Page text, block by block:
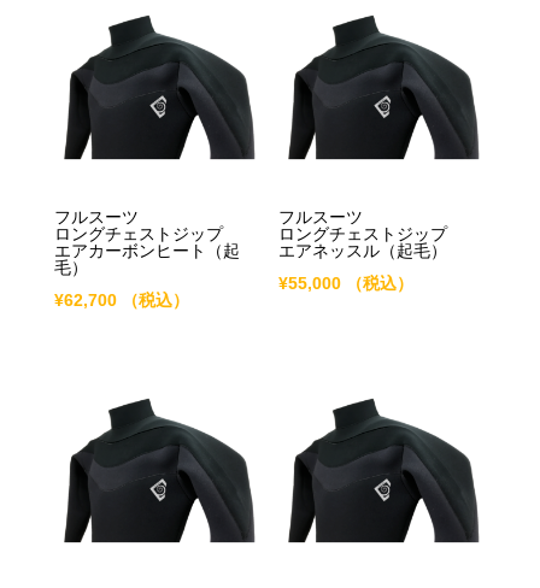
フルスーツ
ロングチェストジップ
エアカーボンヒート（起
毛）
¥62,700 （税込）
フルスーツ
ロングチェストジップ
エアネッスル（起毛）
¥55,000 （税込）